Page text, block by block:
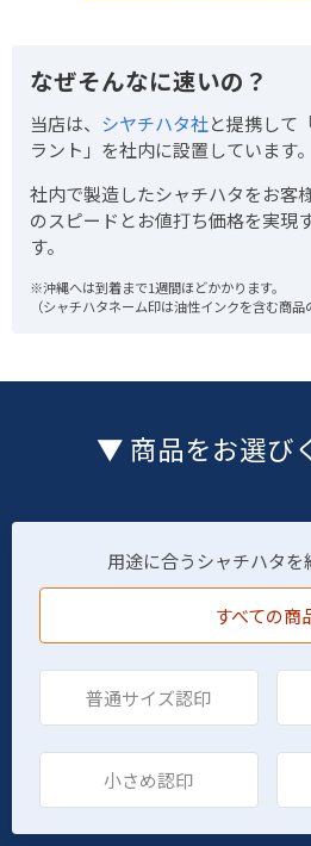
なぜそんなに速いの？
当店は、 シヤチハタ社と提携して
ラント」を社内に設置しています。
社内で製造したシャチハタをお客
のスピードとお値打ち価格を実現
す。
※沖縄へは到着まで1週間ほどかかります。
（シャチハタネーム印は油性インクを含む商品
▼ 商品をお選び
用途に合うシャチハタを
すべての商
普通サイズ認印
小さめ認印